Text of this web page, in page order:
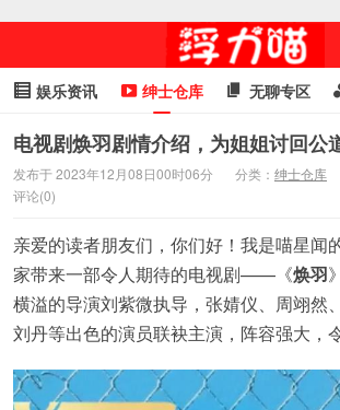
娱乐资讯 绅士仓库 无聊专区
浮力GIF 明星头条 浮力资讯 头条女神
cosplay
电视剧焕羽剧情介绍，为姐姐讨回公
发布于 2023年12月08日00时06分 分类： 绅士仓库
评论(0)
亲爱的读者朋友们，你们好！我是喵星闻
家带来一部令人期待的电视剧——《焕羽
横溢的导演刘紫微执导，张婧仪、周翊然
刘丹等出色的演员联袂主演，阵容强大，